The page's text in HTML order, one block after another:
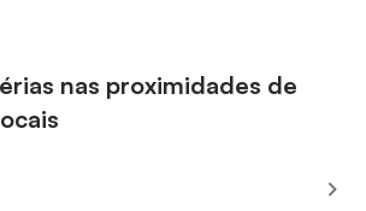
nas proximidades de